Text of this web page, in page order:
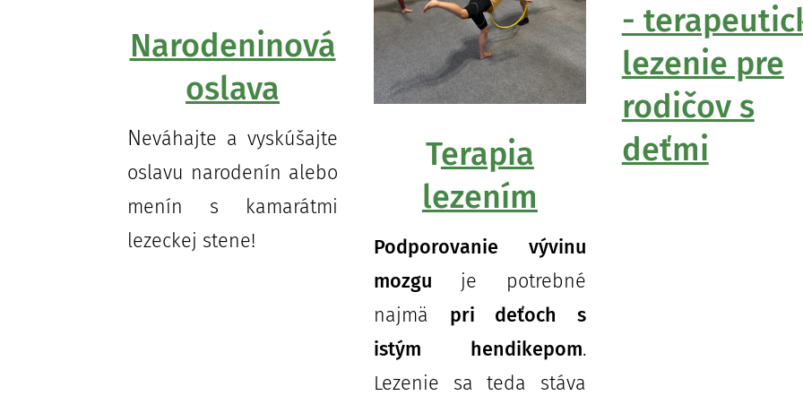
Narodeninová
oslava
Neváhajte a vyskúšajte
oslavu narodenín alebo
menín s kamarátmi
lezeckej stene!
Terapia
lezením
Podporovanie vývinu
mozgu je potrebné
najmä pri deťoch s
istým hendikepom.
Lezenie sa teda stáva
-
lezenie pre
rodičov s
deťmi